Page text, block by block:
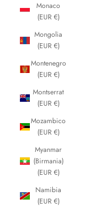
Monaco
(EUR €)
Mongolia
(EUR €)
Montenegro
(EUR €)
Montserrat
(EUR €)
Mozambico
(EUR €)
Myanmar
(Birmania)
(EUR €)
Namibia
(EUR €)